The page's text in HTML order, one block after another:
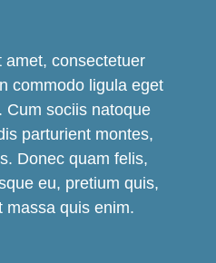
amet, consectetuer
commodo ligula eget
Cum sociis natoque
parturient montes,
Donec quam felis,
eu, pretium quis,
massa quis enim.